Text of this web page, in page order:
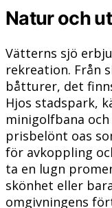
Natur och
Vätterns sjö
rekreation. Från
båtturer, det
Hjos stadspark,
minigolfbana
prisbelönt oas
för avkoppling
ta en lugn
skönhet eller
omgivningens